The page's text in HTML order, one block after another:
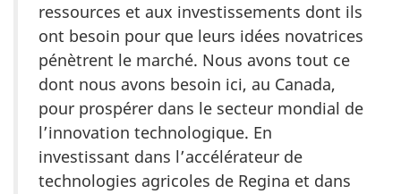
ressources et aux investissements dont ils
ont besoin pour que leurs idées novatrices
pénètrent le marché. Nous avons tout ce
dont nous avons besoin ici, au Canada,
pour prospérer dans le secteur mondial de
l’innovation technologique. En
investissant dans l’accélérateur de
technologies agricoles de Regina et dans